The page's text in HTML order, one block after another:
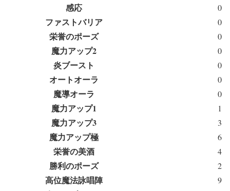
感応 0
ファストバリア 0
栄誉のポーズ 0
魔力アップ2 0
炎ブースト 0
オートオーラ 0
魔導オーラ 0
魔力アップ1 1
魔力アップ3 3
魔力アップ極 6
栄誉の美酒 4
勝利のポーズ 2
高位魔法詠唱陣 9